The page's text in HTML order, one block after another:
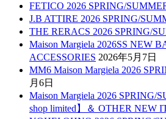
FETICO 2026 SPRING/
J.B ATTIRE 2026 SPRING/
THE RERACS 2026 SPRING/
Maison Margiela 2026SS NEW
ACCESSORIES 2026年5月7日
MM6 Maison Margiela 2026
月6日
Maison Margiela 2026 SPRING/
shop limited】＆ OTHER NEW